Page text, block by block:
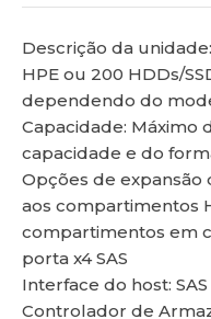
Descrição da unidade:
HPE ou 200 HDDs/
dependendo do
Capacidade: Máximo
capacidade e do
Opções de
aos compartimentos
compartimentos em
porta x4 SAS
Interface do host: SAS
Controlador de